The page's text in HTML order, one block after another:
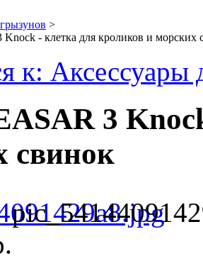
>
- клетка для кроликов и морских
к: Аксессуары
3
свинок